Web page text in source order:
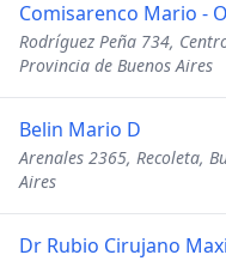
Comisarenco Mario -
Rodríguez Peña 734,
Provincia de Buenos Aires
Belin Mario D
Arenales 2365, Recoleta,
Aires
Dr Rubio Cirujano